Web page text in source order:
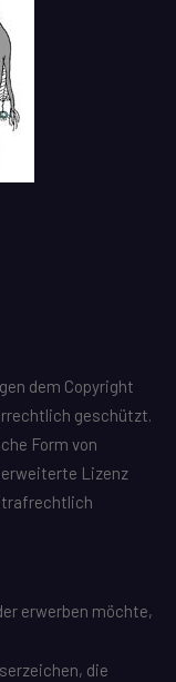
dem Copyright
geschützt.
Form von
Lizenz
erwerben möchte,
die